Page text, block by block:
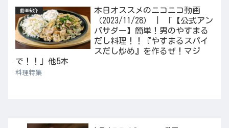
動画紹介
本日オススメのニコニコ動画
（2023/11/28） | 「【公式アン
バサダー】簡単！男のやすまる
だし料理！！『やすまるスパイ
スだし炒め』を作るぜ！マジ
で！！」他5本
料理特集